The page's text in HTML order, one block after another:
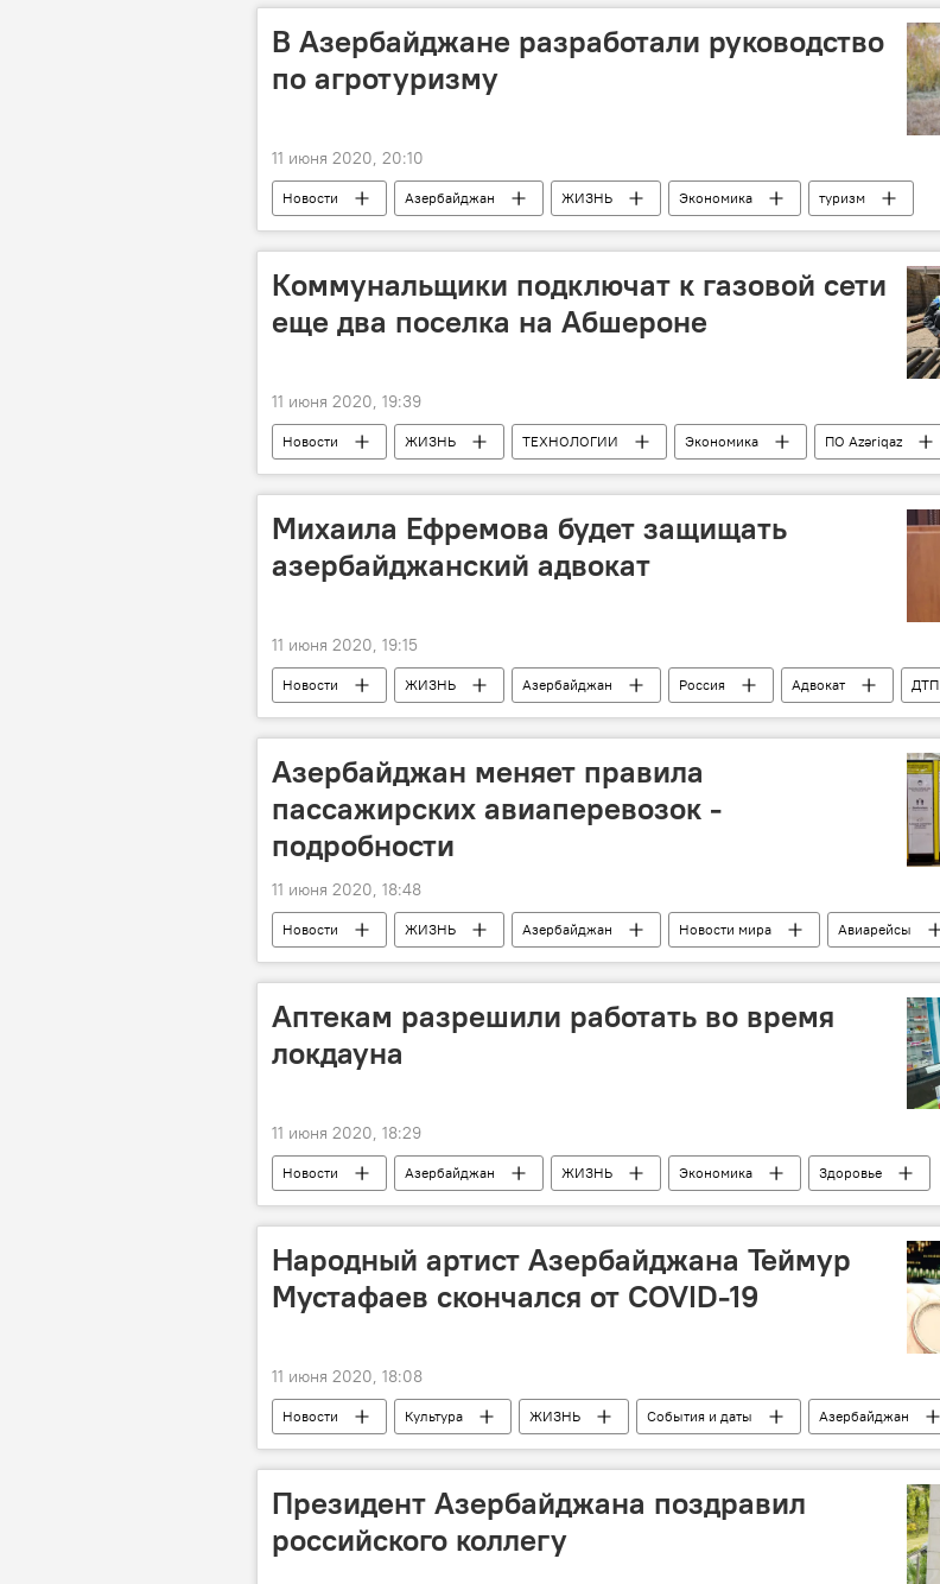
В Азербайджане разработали руководство
по агротуризму
11 июня 2020, 20:10
Новости Азербайджан ЖИЗНЬ Экономика
туризм
Сельское хозяйство
Коммунальщики подключат к газовой сети
еще два поселка на Абшероне
11 июня 2020, 19:39
Новости ЖИЗНЬ ТЕХНОЛОГИИ Экономика
ПО Azəriqaz
Абшерон
Хокмали Гобу
Михаила Ефремова будет защищать
азербайджанский адвокат
11 июня 2020, 19:15
Новости ЖИЗНЬ Азербайджан Россия Адвокат
ДТП
Михаил Ефремов
Азербайджан меняет правила
пассажирских авиаперевозок -
подробности
11 июня 2020, 18:48
Новости ЖИЗНЬ Азербайджан Новости мира
Авиарейсы
Правила
Требования Коронавирус
Аптекам разрешили работать во время
локдауна
11 июня 2020, 18:29
Новости Азербайджан ЖИЗНЬ Экономика
Здоровье
карантин
Аптеки работа Разрешение
Народный артист Азербайджана Теймур
Мустафаев скончался от COVID-19
11 июня 2020, 18:08
Новости Культура ЖИЗНЬ События и даты Азербайджан
Президент Азербайджана поздравил
российского коллегу